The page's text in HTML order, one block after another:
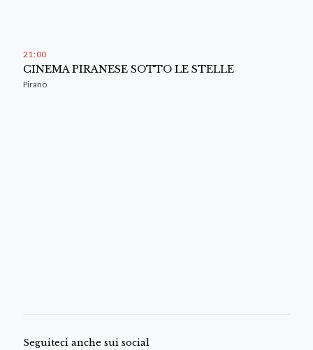
21 : 00
CINEMA PIRANESE SOTTO LE STELLE
Pirano
Seguiteci anche sui social